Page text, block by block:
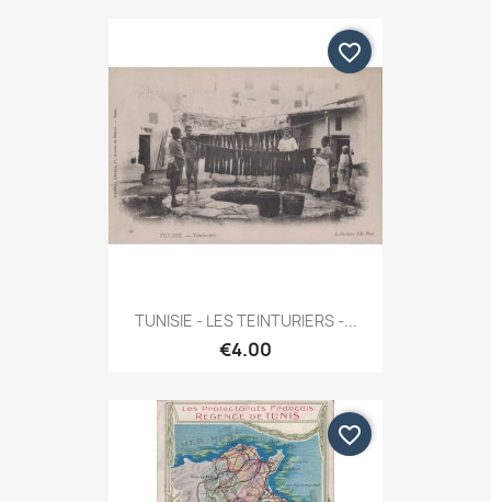
TUNISIE - LES TEINTURIERS -...
€4.00
favorite_border
favorite_border